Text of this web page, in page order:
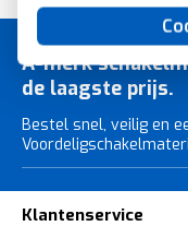
A-merk
de laagste prijs.
Bestel snel, veilig en
Klantenservice